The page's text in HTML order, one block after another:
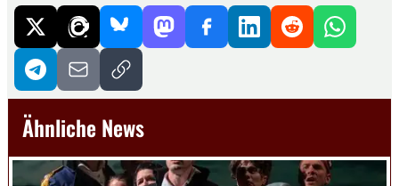
Ähnliche News